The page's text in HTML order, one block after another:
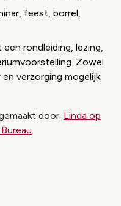
feest, borrel,
rondleiding, lezing,
Zowel
verzorging mogelijk.
door: Linda op
.